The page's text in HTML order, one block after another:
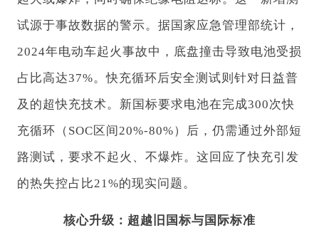
试源于事故数据的警示。据国家应急管理部统计，
2024年电动车起火事故中，底盘撞击导致电池受损
占比高达37%。快充循环后安全测试则针对日益普
及的超快充技术。新国标要求电池在完成300次快
充循环（SOC区间20%-80%）后，仍需通过外部短
路测试，要求不起火、不爆炸。这回应了快充引发
的热失控占比21%的现实问题。
核心升级：超越旧国标与国际标准